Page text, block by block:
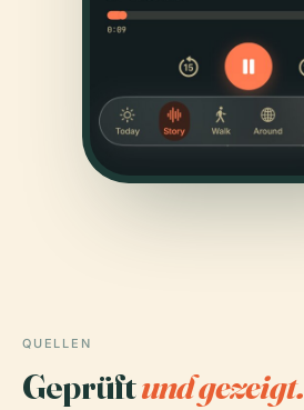
QUELLEN
Geprüftund gezeigt.